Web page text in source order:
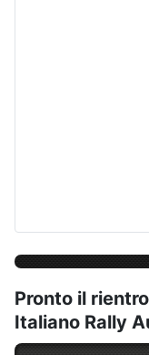
Pronto il
Italiano Rally